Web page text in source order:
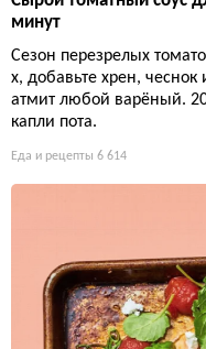
минут
Сезон перезрелых
х, добавьте хрен,
атмит любой варёный.
капли пота.
Еда и рецепты 6 614